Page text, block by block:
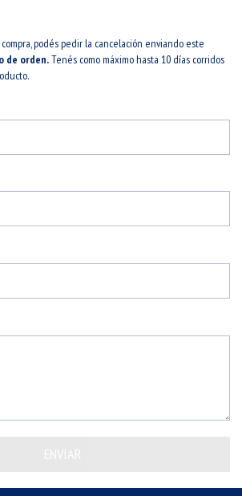
podés pedir la cancelación enviando este
de orden.Tenés como máximo hasta 10 días corridos